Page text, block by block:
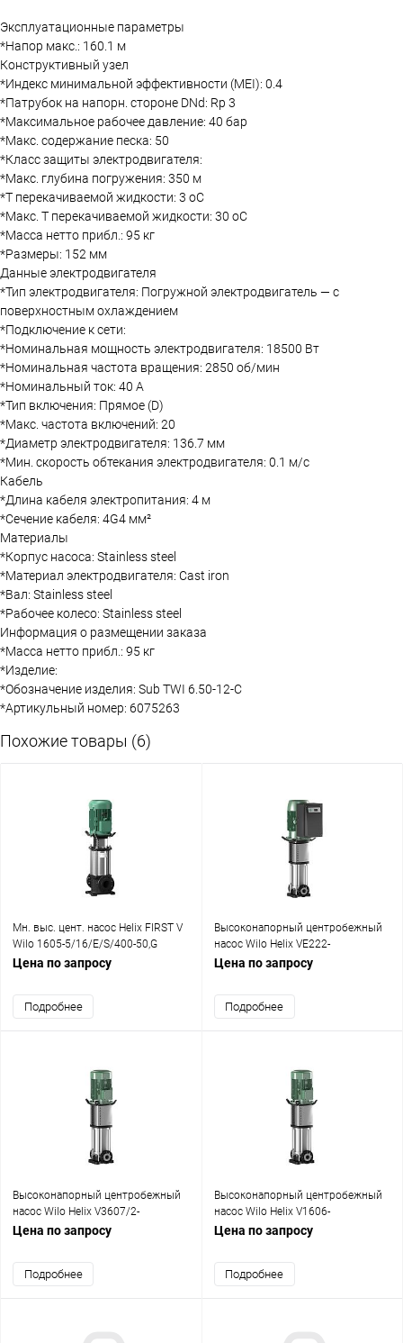
Эксплуатационные параметры
*Напор макс.: 160.1 м
Конструктивный узел
*Индекс минимальной эффективности (MEI): 0.4
*Патрубок на напорн. стороне DNd: Rp 3
*Максимальное рабочее давление: 40 бар
*Макс. содержание песка: 50
*Класс защиты электродвигателя:
*Макс. глубина погружения: 350 м
*Т перекачиваемой жидкости: 3 oC
*Макс. T перекачиваемой жидкости: 30 oC
*Масса нетто прибл.: 95 кг
*Размеры: 152 мм
Данные электродвигателя
*Тип электродвигателя: Погружной электродвигатель — с
поверхностным охлаждением
*Подключение к сети:
*Номинальная мощность электродвигателя: 18500 Вт
*Номинальная частота вращения: 2850 об/мин
*Номинальный ток: 40 А
*Тип включения: Прямое (D)
*Макс. частота включений: 20
*Диаметр электродвигателя: 136.7 мм
*Мин. скорость обтекания электродвигателя: 0.1 м/с
Кабель
*Длина кабеля электропитания: 4 м
*Сечение кабеля: 4G4 мм²
Материалы
*Корпус насоса: Stainless steel
*Материал электродвигателя: Cast iron
*Вал: Stainless steel
*Рабочее колесо: Stainless steel
Информация о размещении заказа
*Масса нетто прибл.: 95 кг
*Изделие:
*Обозначение изделия: Sub TWI 6.50-12-C
*Артикульный номер: 6075263
Похожие товары (6)
Мн. выс. цент. насос Helix FIRST V
Wilo 1605-5/16/E/S/400-50,G
2,400V,4kW
Цена по запросу
Подробнее
Высоконапорный центробежный
насос Wilo Helix VE222-
1/25/E/KS,DN25,4kW
Цена по запросу
Подробнее
Высоконапорный центробежный
насос Wilo Helix V3607/2-
2/25/V/K/400,DN65,18.5kW
Цена по запросу
Подробнее
Высоконапорный центробежный
насос Wilo Helix V1606-
1/16/E/K/400-50,G2,4kW
Цена по запросу
Подробнее